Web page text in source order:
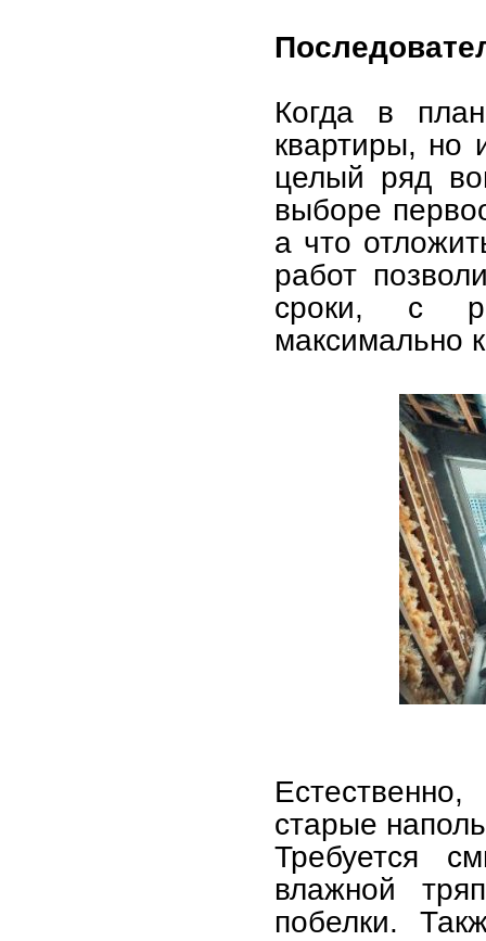
Когда в
квартиры, но
целый ряд
выборе
а что
работ
сроки, с
максимально
старые
Требуется
влажной
побелки.